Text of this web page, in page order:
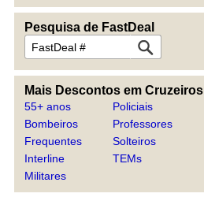
Pesquisa de FastDeal
Mais Descontos em Cruzeiros
55+ anos
Bombeiros
Frequentes
Interline
Militares
Policiais
Professores
Solteiros
TEMs